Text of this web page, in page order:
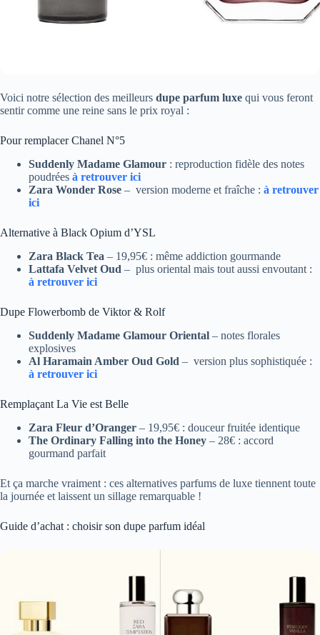
Voici notre sélection des meilleurs dupe parfum luxe qui vous feront
sentir comme une reine sans le prix royal :
Pour remplacer Chanel N°5
Suddenly Madame Glamour : reproduction fidèle des notes
poudrées à retrouver ici
Zara Wonder Rose – version moderne et fraîche : à retrouver
ici
Alternative à Black Opium d’YSL
Zara Black Tea – 19,95€ : même addiction gourmande
Lattafa Velvet Oud – plus oriental mais tout aussi envoutant :
à retrouver ici
Dupe Flowerbomb de Viktor & Rolf
Suddenly Madame Glamour Oriental – notes florales
explosives
Al Haramain Amber Oud Gold – version plus sophistiquée :
à retrouver ici
Remplaçant La Vie est Belle
Zara Fleur d’Oranger – 19,95€ : douceur fruitée identique
The Ordinary Falling into the Honey – 28€ : accord
gourmand parfait
Et ça marche vraiment : ces alternatives parfums de luxe tiennent toute
la journée et laissent un sillage remarquable !
Guide d’achat : choisir son dupe parfum idéal